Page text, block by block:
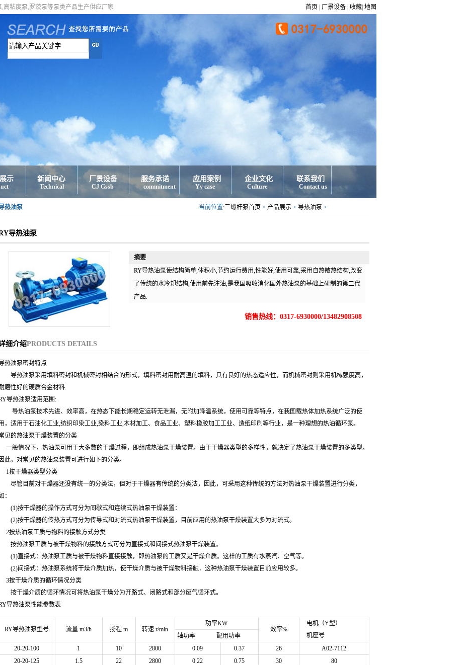
高粘度泵,罗茨泵等泵类产品生产供应厂家 首页 厂景设备| 收藏| 地图
示 新闻中心
Technical
厂景设备
CJ Gssb
服务承诺
commitment
应用案例
Yy case
企业文化
Culture
联系我们
Contact us
热油泵 当前位置:三螺杆泵首页 > 产品展示> 导热油泵>
导热油泵
摘要
RY导热油泵使结构简单,体积小,节约运行费用,性能好,使用可靠,采用自热散热结构,改变
了传统的水冷却结构,使用前先注油,是我国吸收消化国外热油泵的基础上研制的第二代
产品.
销售热线：0317-6930000/13482908508
细介绍PRODUCTS DETAILS
热油泵密封特点
导热油泵采用填料密封和机械密封相结合的形式，填料密封用耐高温的填料，具有良好的热态适应性，而机械密封则采用机械强度高，
磨性好的硬质合金材料.
导热油泵适用范围:
导热油泵技术先进、效率高，在热态下能长期稳定运转无泄漏，无附加降温系统，使用可靠等特点，在我国载热体加热系统广泛的使
，适用于石油化工业,纺织印染工业,染料工业,木材加工、食品工业、塑料橡胶加工工业、造纸印刷等行业，是一种理想的热油循环泵。
见的热油泵干燥装置的分类
一般情况下，热油泵可用于大多数的干燥过程，即组成热油泵干燥装置。由于干燥器类型的多样性，就决定了热油泵干燥装置的多类型。
因此，对常见的热油泵装置可进行如下的分类。
1按干燥器类型分类
尽管目前对干燥器还没有统一的分类法，但对于干燥器有传统的分类法，因此，可采用这种传统的方法对热油泵干燥装置进行分类，
：
(1)按干燥器的操作方式可分为间歇式和连续式热油泵干燥装置：
(2)按干燥器的传热方式可分为传导式和对流式热油泵干燥装置，目前应用的热油泵干燥装置大多为对流式。
2按热油泵工质与物料的接触方式分类
按热油泵工质与被干燥物料的接触方式可分为直接式和间接式热油泵干燥装置。
(1)直接式：热油泵工质与被干燥物料直接接触，即热油泵的工质又是干燥介质。这样的工质有水蒸汽、空气等。
(2)间接式：热油泵系统将干燥介质加热，使干燥介质与被干燥物料接触．这种热油泵干燥装置目前应用较多。
3按干燥介质的循环情况分类
按干燥介质的循环情况可将热油泵干燥分为开路式、闭路式和部分废气循环式。
导热油泵性能参数表
RY导热油泵型号 流量 m3/h 扬程 m 转速 r/min
功率KW
效率%
电机（Y型）
机座号
轴功率
配用功率
20-20-100
1 10 2800 0.09 0.37 26
A02-7112
20-20-125
1.5 22 2800 0.22 0.75 30
80